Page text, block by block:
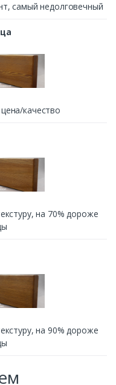
самый недолговечный
качество
на 70% дороже
на 90% дороже